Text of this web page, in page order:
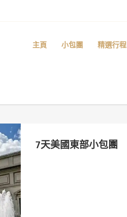
主頁 小包團 精選行程
7天美國東部小包團